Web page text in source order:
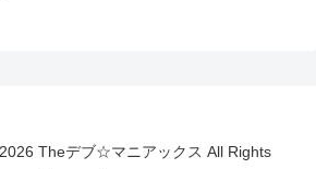
Theデブ☆マニアックス All Rights